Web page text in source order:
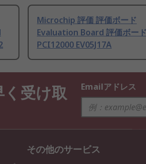
Microchip 評価 評価ボード
Evaluation Board 評価ボード
PCI12000 EV05J17A
受け取
Emailアドレス
その他のサービス